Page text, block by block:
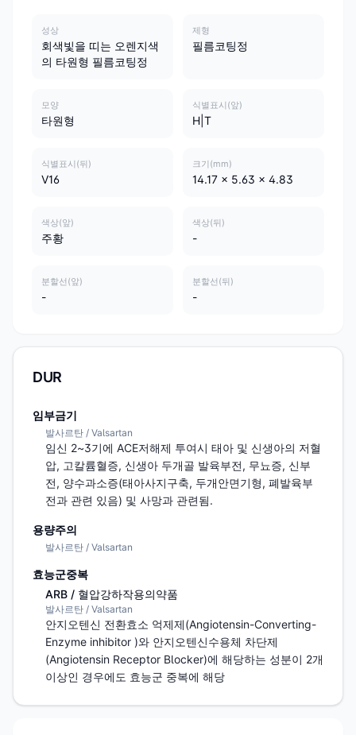
성상
회색빛을 띠는 오렌지색
의 타원형 필름코팅정
제형
필름코팅정
모양
타원형
식별표시(앞)
H|T
식별표시(뒤)
V16
크기(mm)
14.17 x 5.63 x 4.83
색상(앞)
주황
색상(뒤)
-
분할선(앞)
-
분할선(뒤)
-
DUR
임부금기
발사르탄 / Valsartan
임신 2~3기에 ACE저해제 투여시 태아 및 신생아의 저혈
압, 고칼륨혈증, 신생아 두개골 발육부전, 무뇨증, 신부
전, 양수과소증(태아사지구축, 두개안면기형, 폐발육부
전과 관련 있음) 및 사망과 관련됨.
용량주의
발사르탄 / Valsartan
효능군중복
ARB / 혈압강하작용의약품
발사르탄 / Valsartan
안지오텐신 전환효소 억제제(Angiotensin-Converting-
Enzyme inhibitor )와 안지오텐신수용체 차단제
(Angiotensin Receptor Blocker)에 해당하는 성분이 2개
이상인 경우에도 효능군 중복에 해당